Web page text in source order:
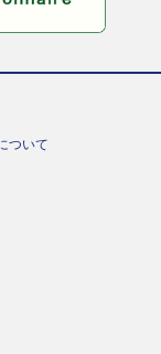
ついて